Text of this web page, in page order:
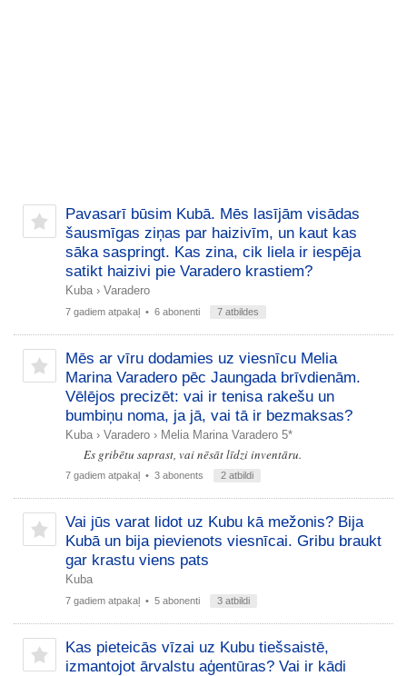
Pavasarī būsim Kubā. Mēs lasījām visādas
šausmīgas ziņas par haizivīm, un kaut kas
sāka saspringt. Kas zina, cik liela ir iespēja
satikt haizivi pie Varadero krastiem?
Kuba › Varadero
7 gadiem atpakaļ • 6 abonenti 7 atbildes
Mēs ar vīru dodamies uz viesnīcu Melia
Marina Varadero pēc Jaungada brīvdienām.
Vēlējos precizēt: vai ir tenisa rakešu un
bumbiņu noma, ja jā, vai tā ir bezmaksas?
Kuba › Varadero › Melia Marina Varadero 5*
Es gribētu saprast, vai nēsāt līdzi inventāru.
7 gadiem atpakaļ • 3 abonents 2 atbildi
Vai jūs varat lidot uz Kubu kā mežonis? Bija
Kubā un bija pievienots viesnīcai. Gribu braukt
gar krastu viens pats
Kuba
7 gadiem atpakaļ • 5 abonenti 3 atbildi
Kas pieteicās vīzai uz Kubu tiešsaistē,
izmantojot ārvalstu aģentūras? Vai ir kādi